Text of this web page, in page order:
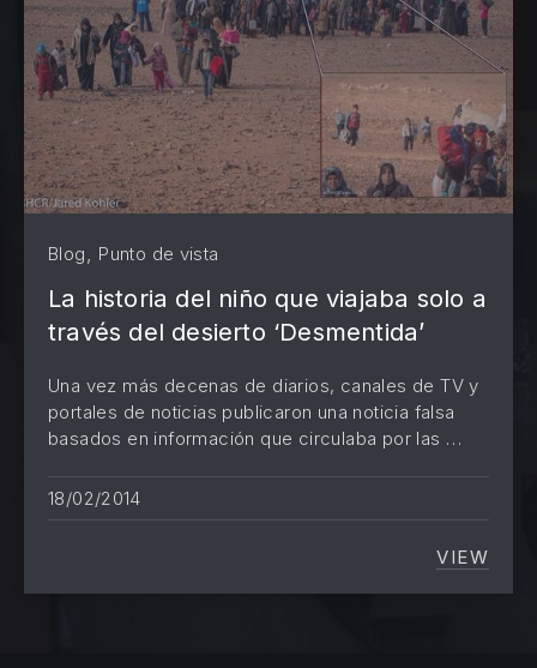
Blog, Punto de vista
La historia del niño que viajaba solo a
través del desierto ‘Desmentida’
Una vez más decenas de diarios, canales de TV y
portales de noticias publicaron una noticia falsa
basados en información que circulaba por las …
18/02/2014
VIEW
LA